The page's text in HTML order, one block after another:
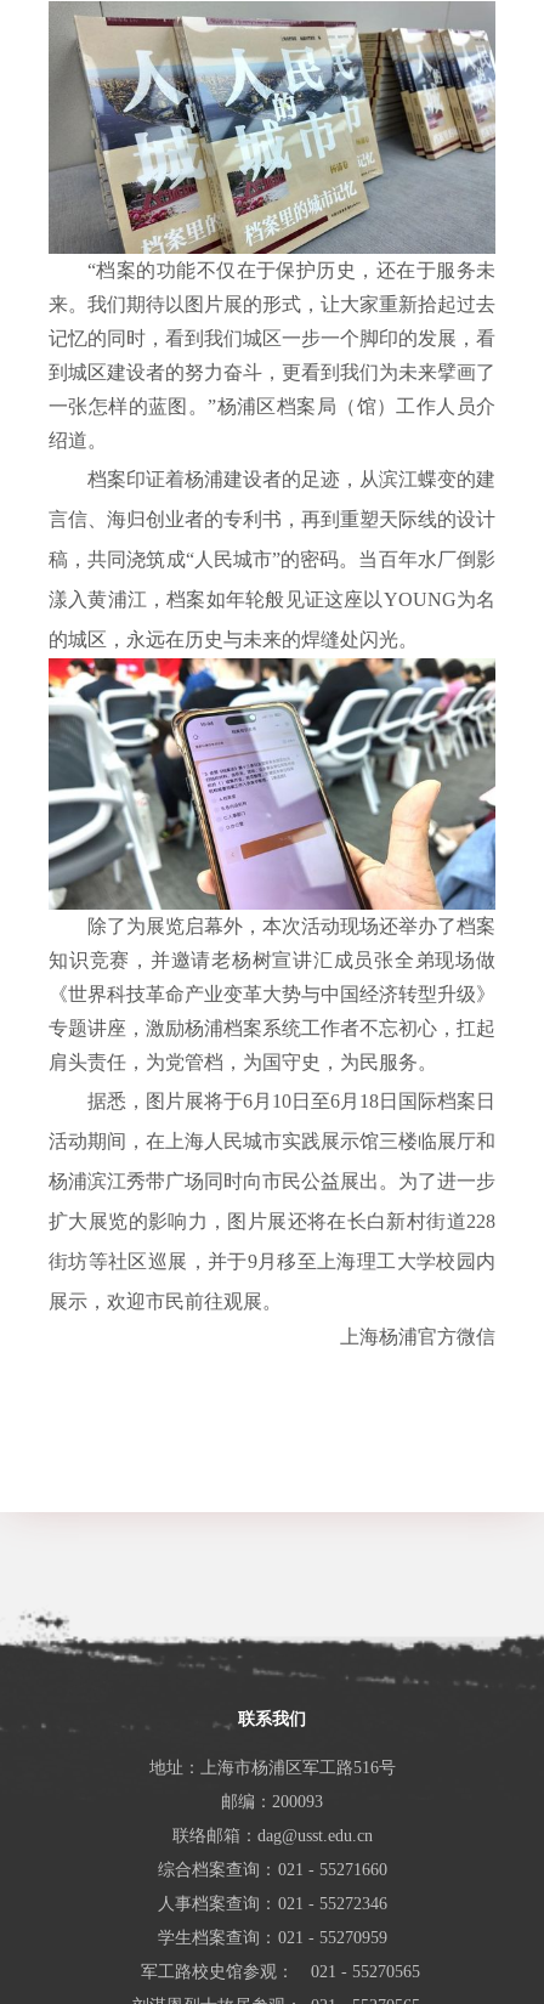
“档案的功能不仅在于保护历史，还在于服务未
来。我们期待以图片展的形式，让大家重新拾起过去
记忆的同时，看到我们城区一步一个脚印的发展，看
到城区建设者的努力奋斗，更看到我们为未来擘画了
一张怎样的蓝图。”杨浦区档案局（馆）工作人员介
绍道。
档案印证着杨浦建设者的足迹，从滨江蝶变的建
言信、海归创业者的专利书，再到重塑天际线的设计
稿，共同浇筑成“人民城市”的密码。当百年水厂倒影
漾入黄浦江，档案如年轮般见证这座以YOUNG为名
的城区，永远在历史与未来的焊缝处闪光。
除了为展览启幕外，本次活动现场还举办了档案
知识竞赛，并邀请老杨树宣讲汇成员张全弟现场做
《世界科技革命产业变革大势与中国经济转型升级》
专题讲座，激励杨浦档案系统工作者不忘初心，扛起
肩头责任，为党管档，为国守史，为民服务。
据悉，图片展将于6月 10日至6月 18日国际档案日
活动期间，在上海人民城市实践展示馆三楼临展厅和
杨浦滨江秀带广场同时向市民公益展出。为了进一步
扩大展览的影响力，图片展还将在长白新村街道228
街坊等社区巡展，并于9月移至上海理工大学校园内
展示，欢迎市民前往观展。
上海杨浦官方微信
联系我们
地址：上海市杨浦区军工路516号
邮编：200093
联络邮箱：dag@usst.edu.cn
综合档案查询： 021 - 55271660
人事档案查询： 021 - 55272346
学生档案查询： 021 - 55270959
军工路校史馆参观：
021 - 55270565